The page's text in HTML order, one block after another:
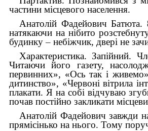
частини місцевого населення.
Анатолій Фадейович Батюта.
натякаючи на нібито
будинку– небіжчик, двері не
Характеристика. Запійний.
Читаючи його газету,
первинних», «Ось так і
дитинство», «Червоні вітрила
плакати. Я на собі відчуваю
почав постійно закликати
Анатолій Фадейович завжди
прямісінько на нього. Тому